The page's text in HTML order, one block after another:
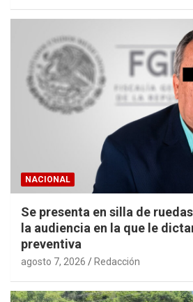
NACIONAL
Se presenta en silla de
la audiencia en la que le
preventiva
agosto 7, 2026 Redacción